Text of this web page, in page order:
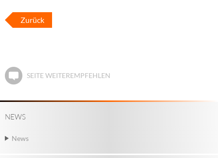
Zurück
SEITE WEITEREMPFEHLEN
NEWS
News